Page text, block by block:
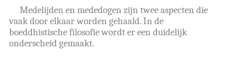
Medelijden en mededogen zijn twee aspecten die
vaak door elkaar worden gehaald. In de
boeddhistische filosofie wordt er een duidelijk
onderscheid gemaakt.